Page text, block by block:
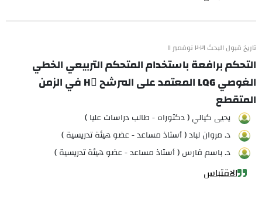
تاريخ قبول البحث ٢٠٢١ نوفمبر ١١
التحكم برافعة باستخدام المتحكم التربيعي الخطي
الغوصي LQG المعتمد على المرشح H في الزمن
المتقطع
يحيى كيالي ( دكتوراه - طالب دراسات عليا )
د. مروان لباد ( أستاذ مساعد - عضو هيئة تدريسية )
د. باسم فارس ( أستاذ مساعد - عضو هيئة تدريسية )
الاقتباس